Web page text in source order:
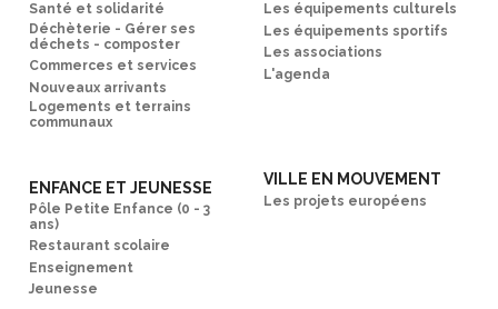
Santé et solidarité
Déchèterie - Gérer ses
déchets - composter
Commerces et services
Nouveaux arrivants
Logements et terrains
communaux
Les équipements culturels
Les équipements sportifs
Les associations
L'agenda
ENFANCE ET JEUNESSE
Pôle Petite Enfance (0 - 3
ans)
Restaurant scolaire
Enseignement
Jeunesse
VILLE EN MOUVEMENT
Les projets européens